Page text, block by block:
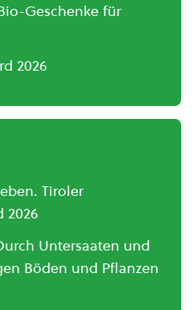
Geschenke für
2026
Tiroler
2026
Untersaaten und
Böden und Pflanzen